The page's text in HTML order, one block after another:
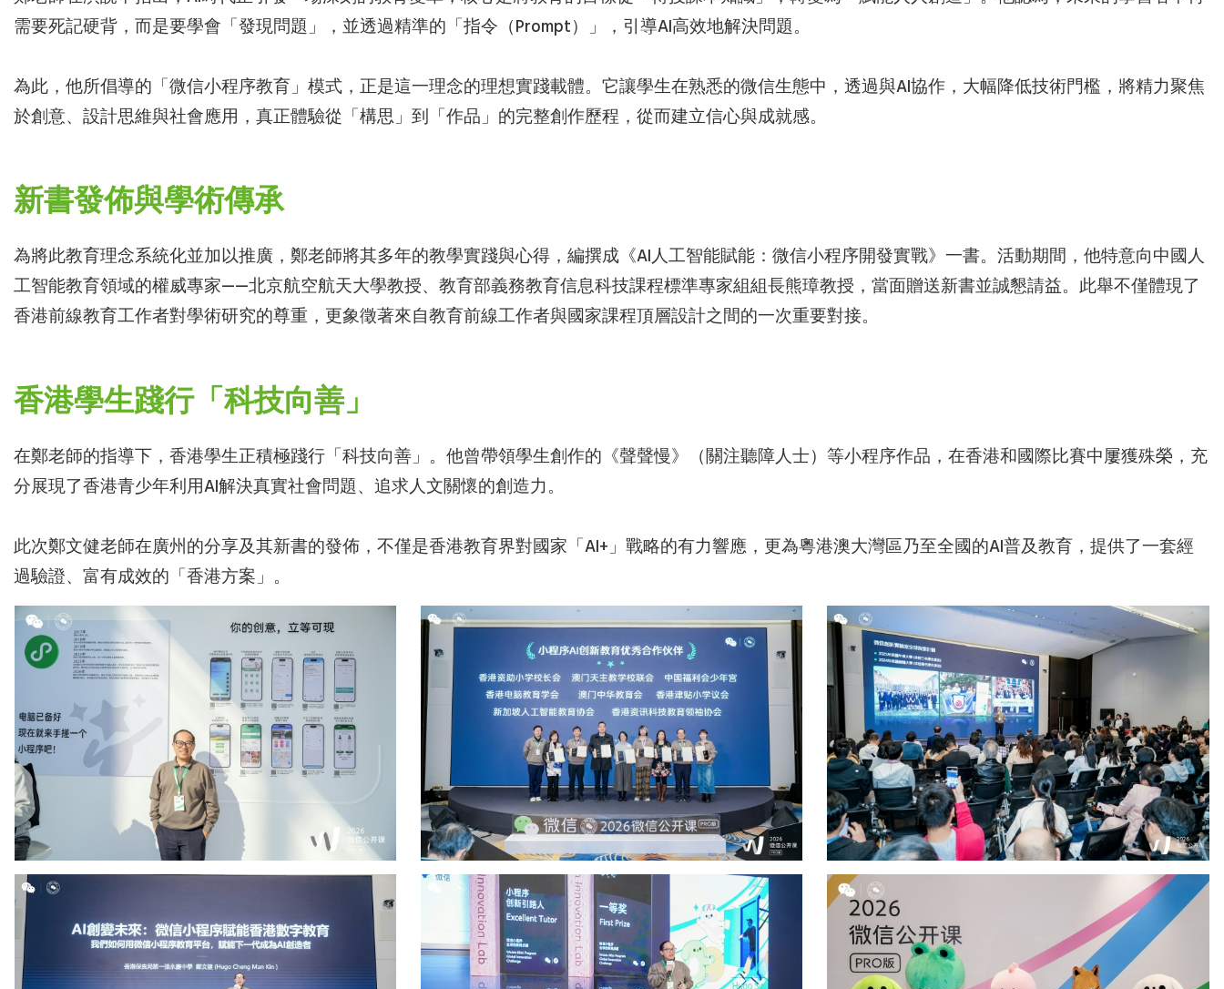
需要死記硬背，而是要學會「發現問題」，並透過精準的「指令（Prompt）」，引導AI高效地解決問題。
為此，他所倡導的「微信小程序教育」模式，正是這一理念的理想實踐載體。它讓學生在熟悉的微信生態中，透過與AI協作，大幅降低技術門檻，將精力聚焦
於創意、設計思維與社會應用，真正體驗從「構思」到「作品」的完整創作歷程，從而建立信心與成就感。
新書發佈與學術傳承
為將此教育理念系統化並加以推廣，鄭老師將其多年的教學實踐與心得，編撰成《AI人工智能賦能：微信小程序開發實戰》一書。活動期間，他特意向中國人
工智能教育領域的權威專家——北京航空航天大學教授、教育部義務教育信息科技課程標準專家組組長熊璋教授，當面贈送新書並誠懇請益。此舉不僅體現了
香港前線教育工作者對學術研究的尊重，更象徵著來自教育前線工作者與國家課程頂層設計之間的一次重要對接。
香港學生踐行「科技向善」
在鄭老師的指導下，香港學生正積極踐行「科技向善」。他曾帶領學生創作的《聲聲慢》（關注聽障人士）等小程序作品，在香港和國際比賽中屢獲殊榮，充
分展現了香港青少年利用AI解決真實社會問題、追求人文關懷的創造力。
此次鄭文健老師在廣州的分享及其新書的發佈，不僅是香港教育界對國家「AI+」戰略的有力響應，更為粵港澳大灣區乃至全國的AI普及教育，提供了一套經
過驗證、富有成效的「香港方案」。